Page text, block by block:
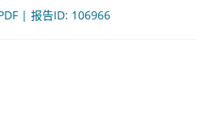
| 报告ID: 106966